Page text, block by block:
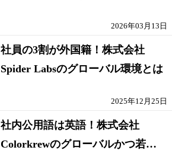
2026年03月13日
社員の3割が外国籍！株式会社
Spider Labsのグローバル環境とは
2025年12月25日
社内公用語は英語！株式会社
Colorkrewのグローバルかつ若手